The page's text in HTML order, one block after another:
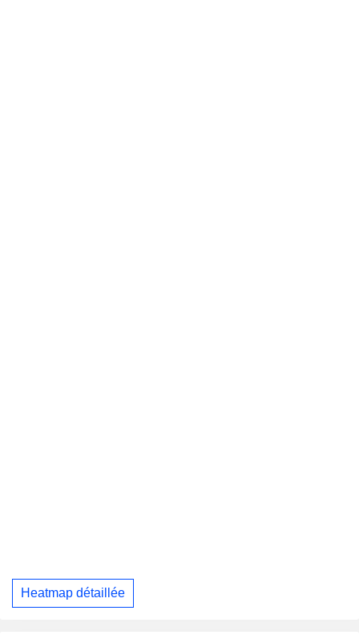
Heatmap détaillée